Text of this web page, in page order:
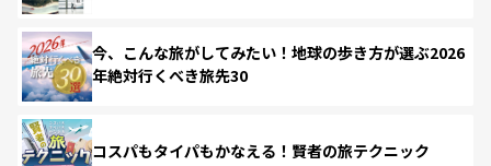
今、こんな旅がしてみたい！地球の歩き方が選ぶ2026
年絶対行くべき旅先30
コスパもタイパもかなえる！賢者の旅テクニック